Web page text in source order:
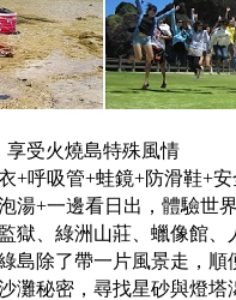
享受火燒島特殊風情
+呼吸管+蛙鏡+防滑鞋+
泡湯+一邊看日出，體驗世
監獄、綠洲山莊、蠟像館
島除了帶一片風景走，
灘秘密，尋找星砂與燈塔